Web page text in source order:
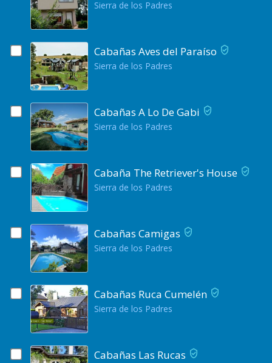
Sierra de los Padres
Cabañas Aves del Paraíso
Sierra de los Padres
Cabañas A Lo De Gabi
Sierra de los Padres
Cabaña The Retriever's House
Sierra de los Padres
Cabañas Camigas
Sierra de los Padres
Cabañas Ruca Cumelén
Sierra de los Padres
Cabañas Las Rucas